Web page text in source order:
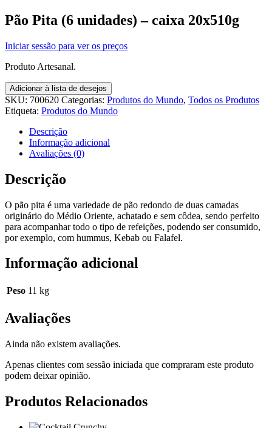
Pão Pita (6 unidades) – caixa 20x510g
Iniciar sessão para ver os preços
Produto Artesanal.
Adicionar à lista de desejos
SKU: 700620 Categorias: Produtos do Mundo, Todos os Produtos
Etiqueta: Produtos do Mundo
Descrição
Informação adicional
Avaliações (0)
Descrição
O pão pita é uma variedade de pão redondo de duas camadas
originário do Médio Oriente, achatado e sem côdea, sendo perfeito
para acompanhar todo o tipo de refeições, podendo ser consumido,
por exemplo, com hummus, Kebab ou Falafel.
Informação adicional
Peso 11 kg
Avaliações
Ainda não existem avaliações.
Apenas clientes com sessão iniciada que compraram este produto
podem deixar opinião.
Produtos Relacionados